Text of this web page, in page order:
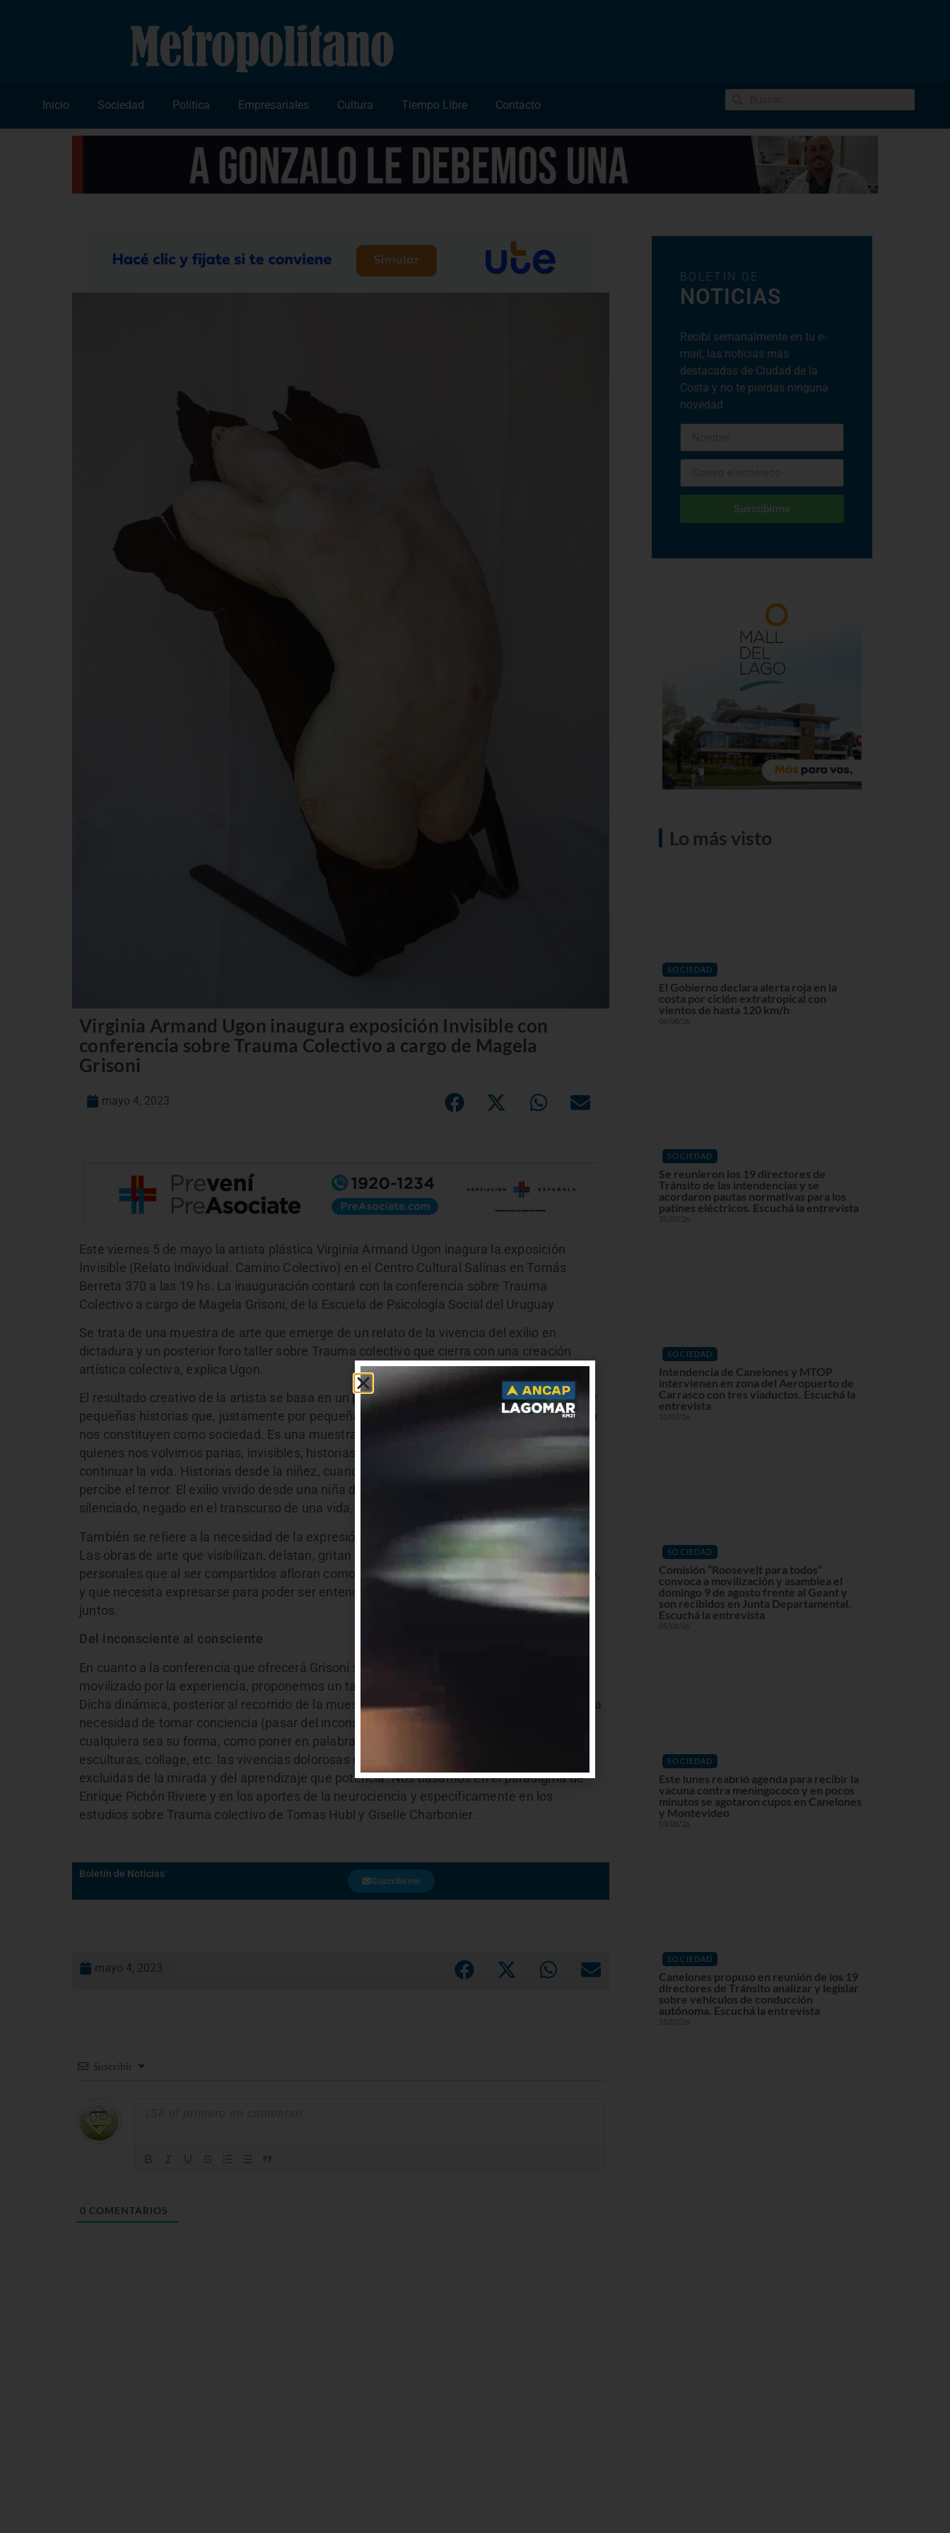
Inicio Sociedad Política Empresariales Cultura Tiempo Libre Contacto
Virginia Armand Ugon inaugura exposición Invisible con
conferencia sobre Trauma Colectivo a cargo de Magela
Grisoni
mayo 4, 2023
Este viernes 5 de mayo la artista plástica Virginia Armand Ugon inagura la exposición
Invisible (Relato Individual. Camino Colectivo) en el Centro Cultural Salinas en Tomás
Berreta 370 a las 19 hs. La inauguración contará con la conferencia sobre Trauma
Colectivo a cargo de Magela Grisoni, de la Escuela de Psicología Social del Uruguay
Se trata de una muestra de arte que emerge de un relato de la vivencia del exilio en
dictadura y un posterior foro taller sobre Trauma colectivo que cierra con una creación
artística colectiva, explica Ugon.
El resultado creativo de la artista se basa en un proceso personal que atraviesa múltiples y
pequeñas historias que, justamente por pequeñas, no se transmiten pero que sin embargo
nos constituyen como sociedad. Es una muestra artística que pretende ser testimonio de
quienes nos volvimos parias, invisibles, historias de desarraigo y de estrategias para
continuar la vida. Historias desde la niñez, cuando no se entiende, cuando solamente se
percibe el terror. El exilio vivido desde una niña de 8 años y su impacto silencioso,
silenciado, negado en el transcurso de una vida, apunta la artista.
También se refiere a la necesidad de la expresión que lleva a entender y también sanar.
Las obras de arte que visibilizan, delatan, gritan lo no dicho. Procesos aparentemente
personales que al ser compartidos afloran como una realidad que recae sobre un colectivo,
y que necesita expresarse para poder ser entendida, compartida y así sanar juntas y
juntos.
Del inconsciente al consciente
En cuanto a la conferencia que ofrecerá Grisoni se indica que recogiendo todo lo
movilizado por la experiencia, proponemos un taller sobre Sanación del Trauma Colectivo.
Dicha dinámica, posterior al recorrido de la muestra, se sostiene en el convencimiento de la
necesidad de tomar conciencia (pasar del inconsciente al consciente), expresando, en
cualquiera sea su forma, como poner en palabras verbales o escritas y/o dibujos,
esculturas, collage, etc. las vivencias dolorosas del pasado, que por serlo, quedan
excluidas de la mirada y del aprendizaje que potencia. Nos basamos en el paradigma de
Enrique Pichón Riviere y en los aportes de la neurociencia y específicamente en los
estudios sobre Trauma colectivo de Tomas Hubl y Giselle Charbonier.
Boletín de Noticias
Suscribirme
mayo 4, 2023
Suscribir
0 COMENTARIOS
BOLETÍN DE
NOTICIAS
Recibí semanalmente en tu e-
mail, las noticias más
destacadas de Ciudad de la
Costa y no te pierdas ninguna
novedad
Suscribirme
Lo más visto
SOCIEDAD
El Gobierno declara alerta roja en la
costa por ciclón extratropical con
vientos de hasta 120 km/h
06/08/26
SOCIEDAD
Se reunieron los 19 directores de
Tránsito de las intendencias y se
acordaron pautas normativas para los
patines eléctricos. Escuchá la entrevista
31/07/26
SOCIEDAD
Intendencia de Canelones y MTOP
intervienen en zona del Aeropuerto de
Carrasco con tres viaductos. Escuchá la
entrevista
31/07/26
SOCIEDAD
Comisión “Roosevelt para todos”
convoca a movilización y asamblea el
domingo 9 de agosto frente al Geant y
son recibidos en Junta Departamental.
Escuchá la entrevista
05/08/26
SOCIEDAD
Este lunes reabrió agenda para recibir la
vacuna contra meningococo y en pocos
minutos se agotaron cupos en Canelones
y Montevideo
03/08/26
SOCIEDAD
Canelones propuso en reunión de los 19
directores de Tránsito analizar y legislar
sobre vehículos de conducción
autónoma. Escuchá la entrevista
31/07/26